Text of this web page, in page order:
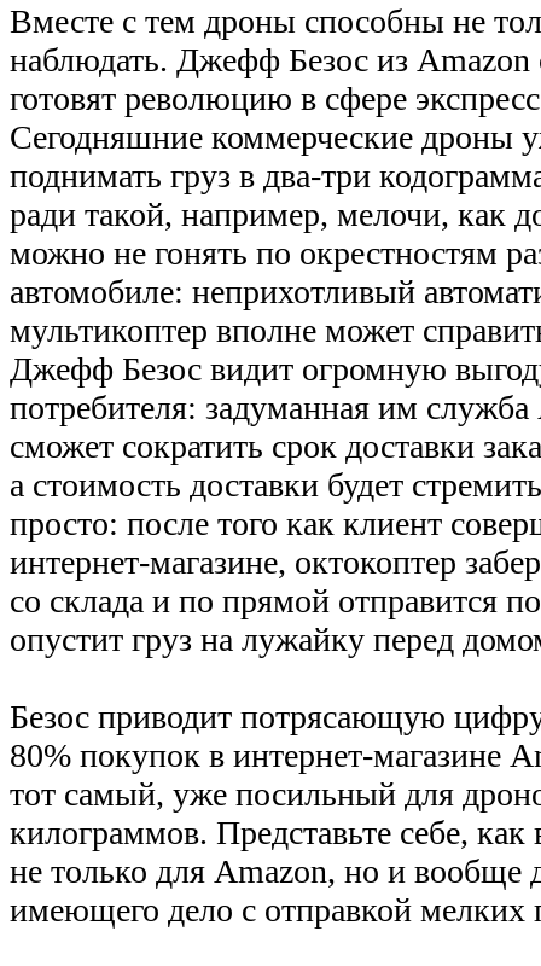
Вместе с тем дроны способны не
наблюдать. Джефф Безос из Amazon
готовят революцию в сфере
Сегодняшние коммерческие дроны
поднимать груз в два-три
ради такой, например, мелочи, как
можно не гонять по окрестностям
автомобиле: неприхотливый
мультикоптер вполне может
Джефф Безос видит огромную
потребителя: задуманная им
сможет сократить срок доставки
а стоимость доставки будет
просто: после того как клиент
интернет-магазине, октокоптер
со склада и по прямой отправится
опустит груз на лужайку перед
Безос приводит потрясающую
80% покупок в интернет-магазине
тот самый, уже посильный для
килограммов. Представьте себе,
не только для Amazon, но и вообще
имеющего дело с отправкой мелких